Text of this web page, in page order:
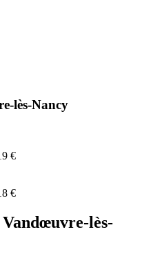
lès-Nancy
€
€
Vandœuvre-lès-